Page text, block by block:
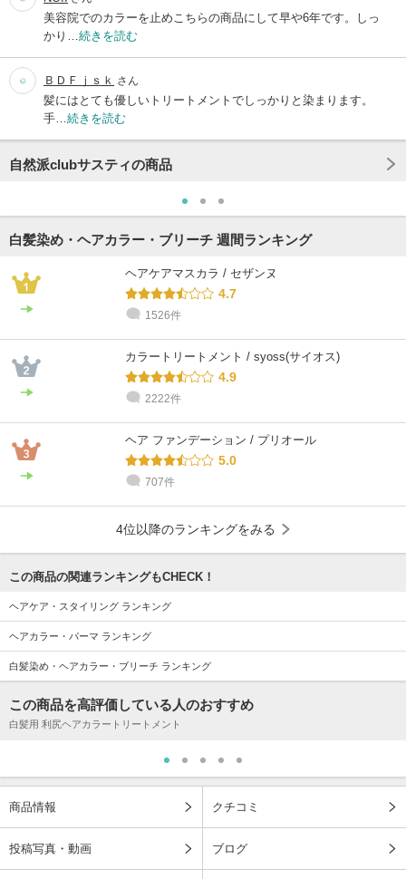
美容院でのカラーを止めこちらの商品にして早や6年です。しっ
かり… 続きを読む
ＢＤＦｊｓｋ さん
髪にはとても優しいトリートメントでしっかりと染まります。
手… 続きを読む
自然派clubサスティの商品
白髪染め・ヘアカラー・ブリーチ 週間ランキング
ヘアケアマスカラ / セザンヌ
4.7
1526件
カラートリートメント / syoss(サイオス)
4.9
2222件
ヘア ファンデーション / プリオール
5.0
707件
4位以降のランキングをみる
この商品の関連ランキングもCHECK！
ヘアケア・スタイリング ランキング
ヘアカラー・パーマ ランキング
白髪染め・ヘアカラー・ブリーチ ランキング
この商品を高評価している人のおすすめ
白髪用 利尻ヘアカラートリートメント
商品情報 クチコミ
投稿写真・動画 ブログ